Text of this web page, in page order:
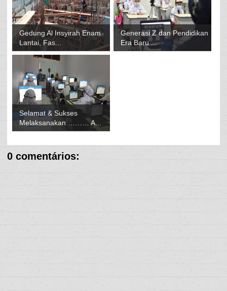
Gedung Al Insyirah Enam
Lantai, Fas...
Generasi Z dan Pendidikan
Era Baru ...
Selamat & Sukses
Melaksanakan ……… A...
0 comentários: